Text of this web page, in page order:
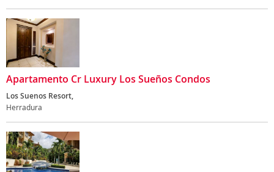
Apartamento Cr Luxury Los Sueños Condos
Los Suenos Resort,
Herradura